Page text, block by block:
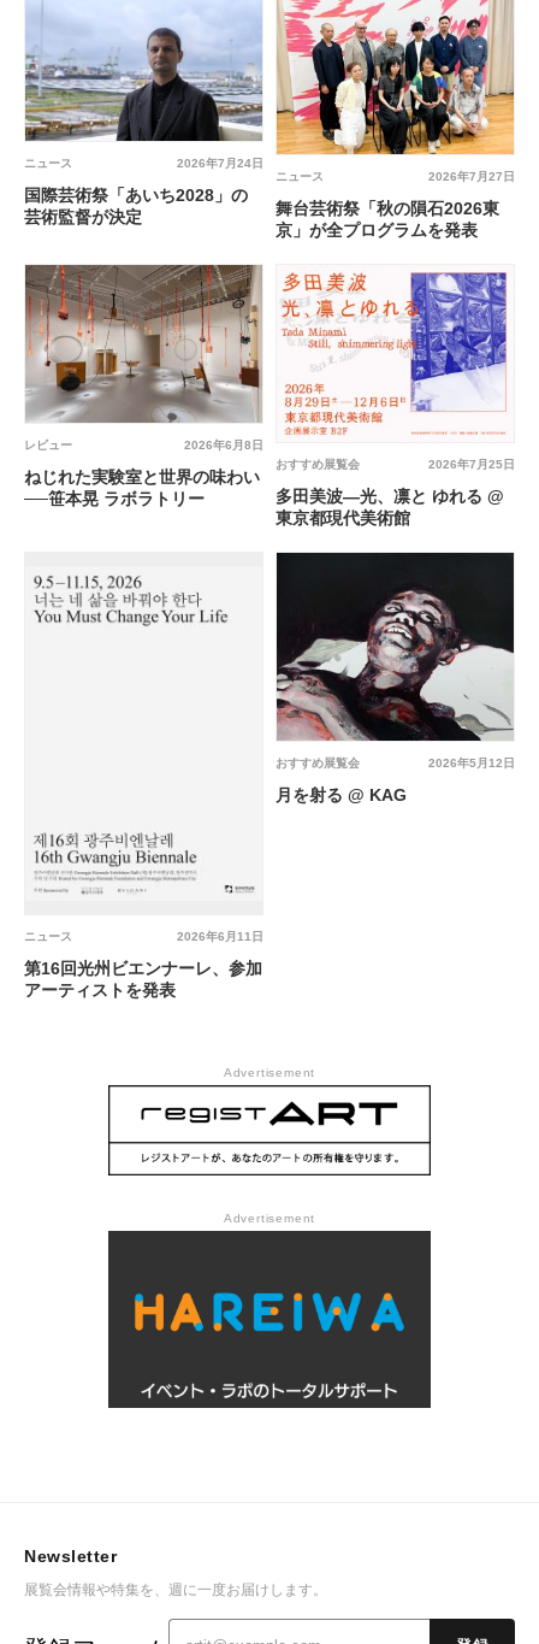
2026年7月24日
ニュース
国際芸術祭「あいち2028」の
芸術監督が決定
2026年7月27日
ニュース
舞台芸術祭「秋の隕石2026東
京」が全プログラムを発表
2026年6月8日
レビュー
ねじれた実験室と世界の味わい
──笹本晃 ラボラトリー
2026年7月25日
おすすめ展覧会
多田美波―光、凛と ゆれる @
東京都現代美術館
2026年6月11日
ニュース
第16回光州ビエンナーレ、参加
アーティストを発表
2026年5月12日
おすすめ展覧会
月を射る @ KAG
Advertisement
Advertisement
Newsletter
展覧会情報や特集を、週に一度お届けします。